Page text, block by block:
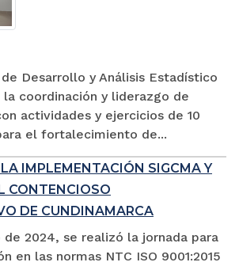
Desarrollo y Análisis Estadístico
la coordinación y liderazgo de
actividades y ejercicios de 10
el fortalecimiento de...
IMPLEMENTACIÓN SIGCMA Y
CONTENCIOSO
DE CUNDINAMARCA
2024, se realizó la jornada para
en las normas NTC ISO 9001:2015